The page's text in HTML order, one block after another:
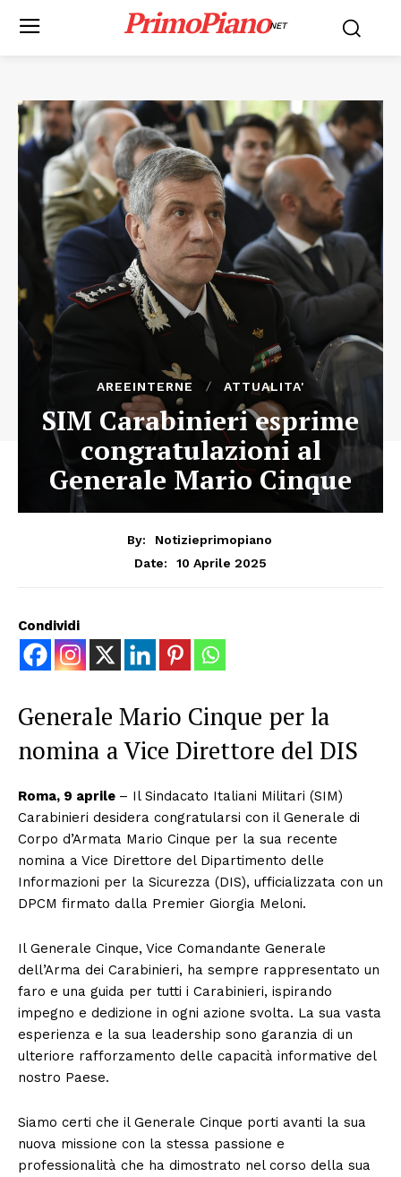
PrimoPianoNET
AREEINTERNE ATTUALITA'
SIM Carabinieri esprime
congratulazioni al
Generale Mario Cinque
By:
Notizieprimopiano
Date:
10 Aprile 2025
Condividi
Generale Mario Cinque per la
nomina a Vice Direttore del DIS
Roma, 9 aprile – Il Sindacato Italiani Militari (SIM)
Carabinieri desidera congratularsi con il Generale di
Corpo d’Armata Mario Cinque per la sua recente
nomina a Vice Direttore del Dipartimento delle
Informazioni per la Sicurezza (DIS), ufficializzata con un
DPCM firmato dalla Premier Giorgia Meloni.
Il Generale Cinque, Vice Comandante Generale
dell’Arma dei Carabinieri, ha sempre rappresentato un
faro e una guida per tutti i Carabinieri, ispirando
impegno e dedizione in ogni azione svolta. La sua vasta
esperienza e la sua leadership sono garanzia di un
ulteriore rafforzamento delle capacità informative del
nostro Paese.
Siamo certi che il Generale Cinque porti avanti la sua
nuova missione con la stessa passione e
professionalità che ha dimostrato nel corso della sua